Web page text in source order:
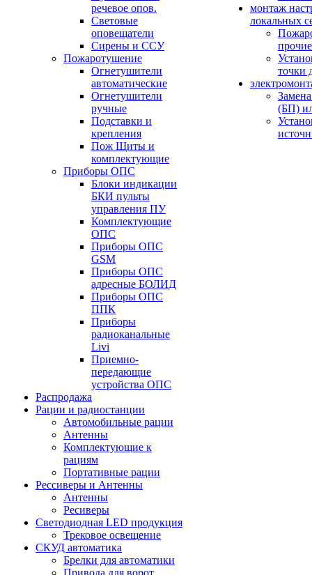
речевое опов.
Световые
оповещатели
Сирены и ССУ
Пожаротушение
Огнетушители
автоматические
Огнетушители
ручные
Подставки и
крепления
Пож Щиты и
комплектующие
Приборы ОПС
Блоки индикации
БКИ пульты
управления ПУ
Комплектующие
ОПС
Приборы ОПС
GSM
Приборы ОПС
адресные БОЛИД
Приборы ОПС
ППК
Приборы
радиоканальные
Livi
Приемно-
передающие
устройства ОПС
Распродажа
Рации и радиостанции
Автомобильные рации
Антенны
Комплектующие к
рациям
Портативные рации
Рессиверы и Антенны
Антенны
Ресиверы
Светодиодная LED продукция
Трековое освещение
СКУД автоматика
Брелки для автоматики
Привода для ворот
монтаж
локальных
точки
(БП)